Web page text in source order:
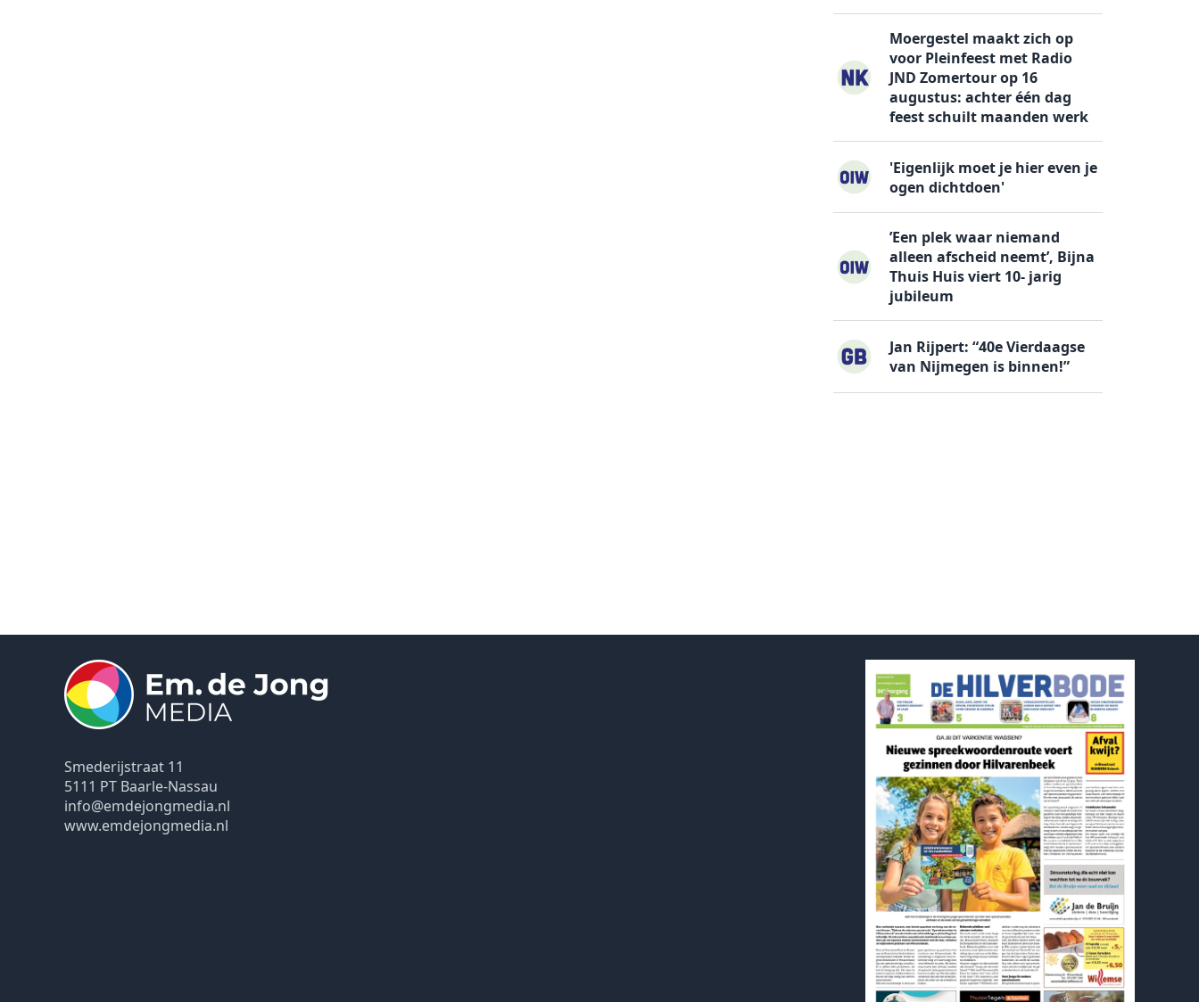
Moergestel maakt zich op
voor Pleinfeest met Radio
JND Zomertour op 16
augustus: achter één dag
feest schuilt maanden werk
'Eigenlijk moet je hier even je
ogen dichtdoen'
’Een plek waar niemand
alleen afscheid neemt’, Bijna
Thuis Huis viert 10- jarig
jubileum
Jan Rijpert: “40e Vierdaagse
van Nijmegen is binnen!”
Smederijstraat 11
5111 PT Baarle-Nassau
info@emdejongmedia.nl
www.emdejongmedia.nl